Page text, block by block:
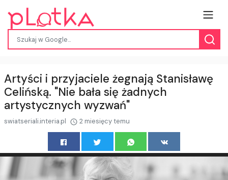
Artyści i przyjaciele żegnają Stanisławę
Celińską. "Nie bała się żadnych
artystycznych wyzwań"
swiatseriali.interia.pl 2 miesięcy temu